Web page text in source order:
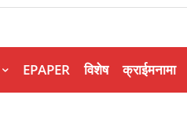
EPAPER विशेष क्राईमनामा